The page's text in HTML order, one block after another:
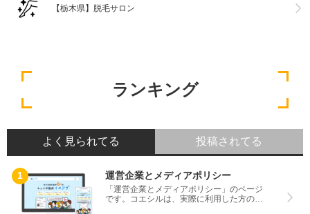
【栃木県】脱毛サロン
ランキング
よく見られてる 投稿されてる
運営企業とメディアポリシー
「運営企業とメディアポリシー」のページ
です。コエシルは、実際に利用した方の口